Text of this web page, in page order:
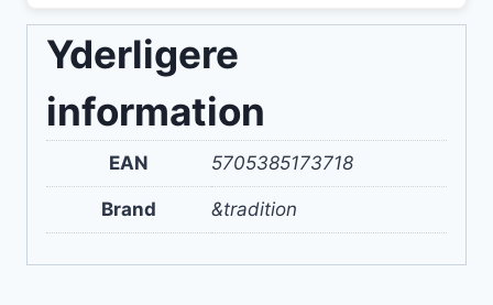
Yderligere
information
EAN 5705385173718
Brand &tradition